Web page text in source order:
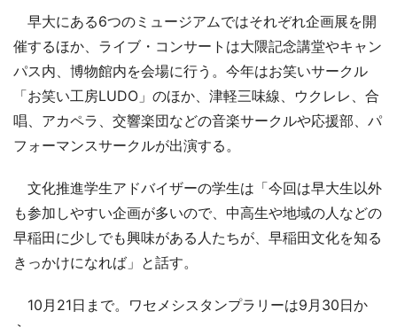
早大にある6つのミュージアムではそれぞれ企画展を開
催するほか、ライブ・コンサートは大隈記念講堂やキャン
パス内、博物館内を会場に行う。今年はお笑いサークル
「お笑い工房LUDO」のほか、津軽三味線、ウクレレ、合
唱、アカペラ、交響楽団などの音楽サークルや応援部、パ
フォーマンスサークルが出演する。
文化推進学生アドバイザーの学生は「今回は早大生以外
も参加しやすい企画が多いので、中高生や地域の人などの
早稲田に少しでも興味がある人たちが、早稲田文化を知る
きっかけになれば」と話す。
10月21日まで。ワセメシスタンプラリーは9月30日か